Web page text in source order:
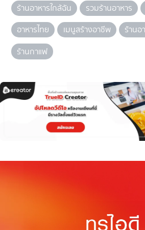
ร้านอาหารใกล้ฉัน
รวมร้านอาหาร
อาหารไทย
เมนูสร้างอาชีพ
ร้านอ
ร้านกาแฟ